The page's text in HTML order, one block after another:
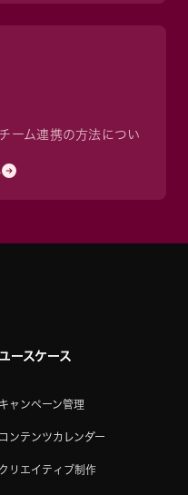
ーム連携の方法につい
ユースケース
キャンペーン管理
コンテンツカレンダー
クリエイティブ制作